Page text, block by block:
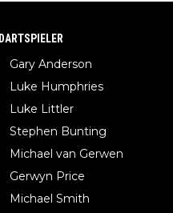
DARTSPIELER
Gary Anderson
Luke Humphries
Luke Littler
Stephen Bunting
Michael van Gerwen
Gerwyn Price
Michael Smith